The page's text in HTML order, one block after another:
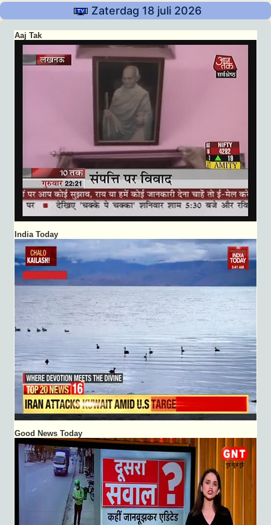
Zaterdag 18 juli 2026
Aaj Tak
India Today
Good News Today